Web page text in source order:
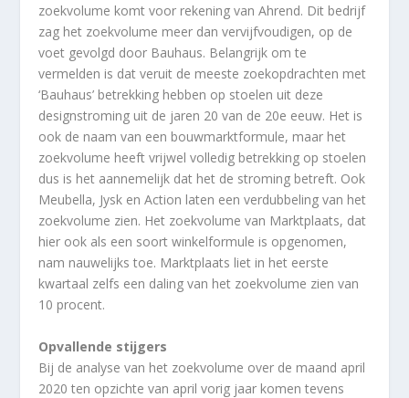
zoekvolume komt voor rekening van Ahrend. Dit bedrijf
zag het zoekvolume meer dan vervijfvoudigen, op de
voet gevolgd door Bauhaus. Belangrijk om te
vermelden is dat veruit de meeste zoekopdrachten met
‘Bauhaus’ betrekking hebben op stoelen uit deze
designstroming uit de jaren 20 van de 20e eeuw. Het is
ook de naam van een bouwmarktformule, maar het
zoekvolume heeft vrijwel volledig betrekking op stoelen
dus is het aannemelijk dat het de stroming betreft. Ook
Meubella, Jysk en Action laten een verdubbeling van het
zoekvolume zien. Het zoekvolume van Marktplaats, dat
hier ook als een soort winkelformule is opgenomen,
nam nauwelijks toe. Marktplaats liet in het eerste
kwartaal zelfs een daling van het zoekvolume zien van
10 procent.
Opvallende stijgers
Bij de analyse van het zoekvolume over de maand april
2020 ten opzichte van april vorig jaar komen tevens